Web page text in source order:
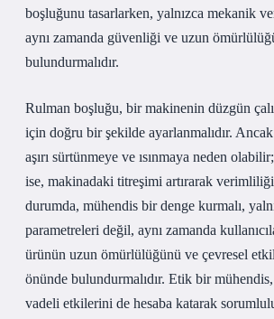
boşluğunu tasarlarken, yalnızca mekanik
aynı zamanda güvenliği ve uzun
bulundurmalıdır.
Rulman boşluğu, bir makinenin düzgün
için doğru bir şekilde ayarlanmalıdır.
aşırı sürtünmeye ve ısınmaya neden
ise, makinadaki titreşimi artırarak
durumda, mühendis bir denge kurmalı,
parametreleri değil, aynı zamanda
ürünün uzun ömürlülüğünü ve çevresel
önünde bulundurmalıdır. Etik bir
vadeli etkilerini de hesaba katarak